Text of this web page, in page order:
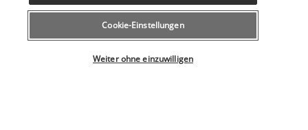
KONTAKTIEREN SIE UNS
043 508 19 00
Cookie-Einstellungen
Weiter ohne einzuwilligen